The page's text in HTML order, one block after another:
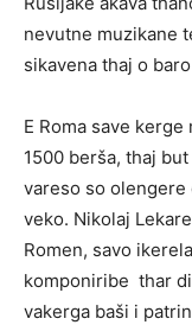
nevutne muzikane
sikavena thaj o
E Roma save
1500 berša, thaj
vareso so
veko. Nikolaj
Romen, savo
komponiribe thar
vakerga baši i